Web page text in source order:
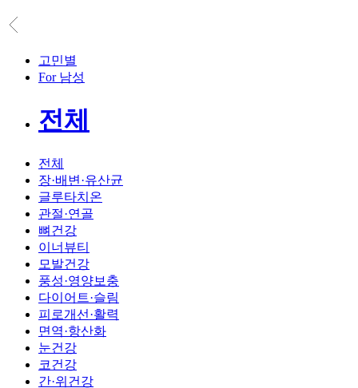
고민별
For 남성
전체
전체
장·배변·유산균
글루타치온
관절·연골
뼈건강
이너뷰티
모발건강
풍성·영양보충
다이어트·슬림
피로개선·활력
면역·항산화
눈건강
코건강
간·위건강